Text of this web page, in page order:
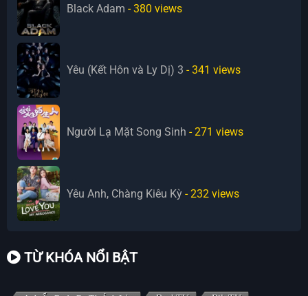
Black Adam - 380 views
Yêu (Kết Hôn và Ly Dị) 3 - 341 views
Người Lạ Mặt Song Sinh - 271 views
Yêu Anh, Chàng Kiêu Kỳ - 232 views
TỪ KHÓA NỔI BẬT